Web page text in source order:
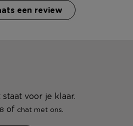
een review
voor je klaar.
of chat met ons.